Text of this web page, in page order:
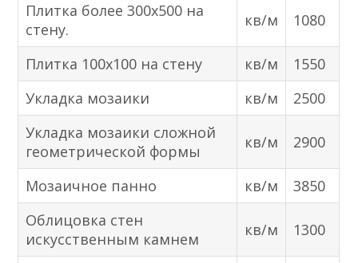
Плитка более 300х500 на
стену.
кв/м 1080
Плитка 100х100 на стену кв/м
1550
Укладка мозаики
кв/м
2500
Укладка мозаики сложной
геометрической формы
кв/м 2900
Мозаичное панно кв/м
3850
Облицовка стен
искусственным камнем
кв/м 1300